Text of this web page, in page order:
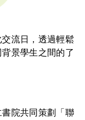
流日，透過輕鬆
景學生之間的了
院共同策劃「聯